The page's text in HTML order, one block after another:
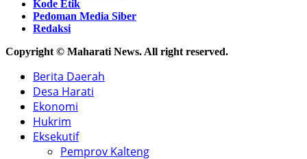
Kode Etik
Pedoman Media Siber
Redaksi
Copyright © Maharati News. All right reserved.
Berita Daerah
Desa Harati
Ekonomi
Hukrim
Eksekutif
Pemprov Kalteng